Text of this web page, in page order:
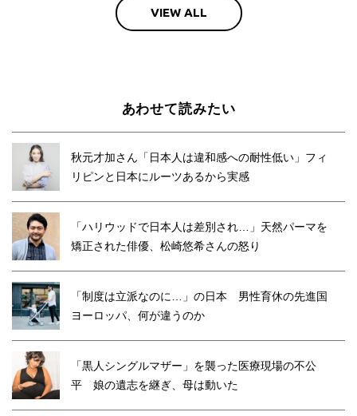
VIEW ALL
あわせて読みたい
秋元才加さん「日本人は違和感への耐性低い」フィ
リピンと日本にルーツあるから実感
「ハリウッドで日本人は差別され…」天然パーマを
矯正された俳優、松崎悠希さんの怒り
「制度は立派なのに…」の日本 男性育休の先進国
ヨーロッパ、何が違うのか
「黒人シングルマザー」を襲った医療現場の不公
平 娘の遺志を継ぎ、母は動いた